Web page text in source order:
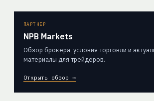
ПАРТНЁР
NPB Markets
Обзор брокера, условия торговли и
материалы для трейдеров.
Открыть обзор →